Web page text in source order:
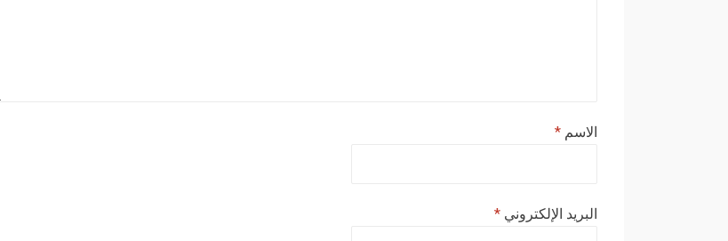
الاسم *
البريد الإلكتروني *